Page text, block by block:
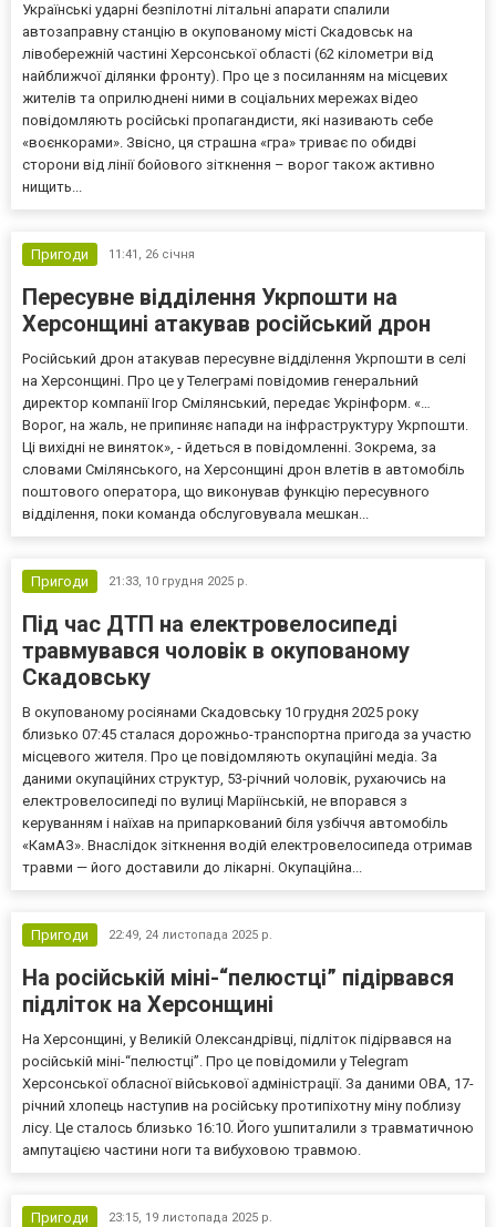
Українські ударні безпілотні літальні апарати спалили
автозаправну станцію в окупованому місті Скадовськ на
лівобережній частині Херсонської області (62 кілометри від
найближчої ділянки фронту). Про це з посиланням на місцевих
жителів та оприлюднені ними в соціальних мережах відео
повідомляють російські пропагандисти, які називають себе
«воєнкорами». Звісно, ця страшна «гра» триває по обидві
сторони від лінії бойового зіткнення – ворог також активно
нищить...
Пригоди 11:41, 26 січня
Пересувне відділення Укрпошти на
Херсонщині атакував російський дрон
Російський дрон атакував пересувне відділення Укрпошти в селі
на Херсонщині. Про це у Телеграмі повідомив генеральний
директор компанії Ігор Смілянський, передає Укрінформ. «…
Ворог, на жаль, не припиняє напади на інфраструктуру Укрпошти.
Ці вихідні не виняток», - йдеться в повідомленні. Зокрема, за
словами Смілянського, на Херсонщині дрон влетів в автомобіль
поштового оператора, що виконував функцію пересувного
відділення, поки команда обслуговувала мешкан...
Пригоди 21:33, 10 грудня 2025 р.
Під час ДТП на електровелосипеді
травмувався чоловік в окупованому
Скадовську
В окупованому росіянами Скадовську 10 грудня 2025 року
близько 07:45 сталася дорожньо-транспортна пригода за участю
місцевого жителя. Про це повідомляють окупаційні медіа. За
даними окупаційних структур, 53-річний чоловік, рухаючись на
електровелосипеді по вулиці Маріїнській, не впорався з
керуванням і наїхав на припаркований біля узбіччя автомобіль
«КамАЗ». Внаслідок зіткнення водій електровелосипеда отримав
травми — його доставили до лікарні. Окупаційна...
Пригоди 22:49, 24 листопада 2025 р.
На російській міні-“пелюстці” підірвався
підліток на Херсонщині
На Херсонщині, у Великій Олександрівці, підліток підірвався на
російській міні-“пелюстці”. Про це повідомили у Telegram
Херсонської обласної військової адміністрації. За даними ОВА, 17-
річний хлопець наступив на російську протипіхотну міну поблизу
лісу. Це сталось близько 16:10. Його ушпиталили з травматичною
ампутацією частини ноги та вибуховою травмою.
Пригоди 23:15, 19 листопада 2025 р.